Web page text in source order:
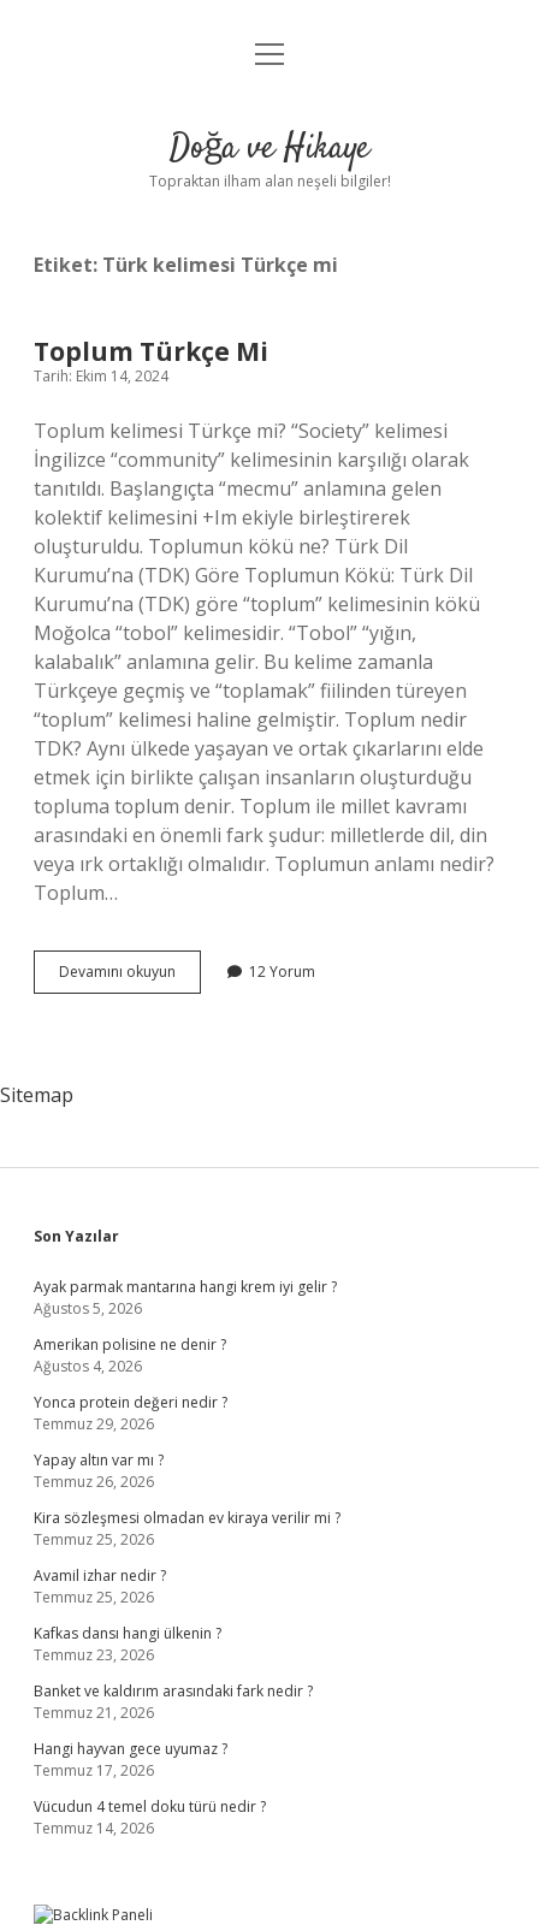
Anasayfa
Yasal Uyarı
menüyü
Doğa ve Hikaye
Topraktan ilham alan neşeli bilgiler!
Etiket: Türk kelimesi Türkçe mi
Toplum Türkçe Mi
Tarih: Ekim 14, 2024
Toplum kelimesi Türkçe mi? “Society” kelimesi
İngilizce “community” kelimesinin karşılığı olarak
tanıtıldı. Başlangıçta “mecmu” anlamına gelen
kolektif kelimesini +Im ekiyle birleştirerek
oluşturuldu. Toplumun kökü ne? Türk Dil
Kurumu’na (TDK) Göre Toplumun Kökü: Türk Dil
Kurumu’na (TDK) göre “toplum” kelimesinin kökü
Moğolca “tobol” kelimesidir. “Tobol” “yığın,
kalabalık” anlamına gelir. Bu kelime zamanla
Türkçeye geçmiş ve “toplamak” fiilinden türeyen
“toplum” kelimesi haline gelmiştir. Toplum nedir
TDK? Aynı ülkede yaşayan ve ortak çıkarlarını elde
etmek için birlikte çalışan insanların oluşturduğu
topluma toplum denir. Toplum ile millet kavramı
arasındaki en önemli fark şudur: milletlerde dil, din
veya ırk ortaklığı olmalıdır. Toplumun anlamı nedir?
Toplum…
Devamını okuyun
Türkçe
12 Yorum
Sitemap
Sidebar
Son Yazılar
Ayak parmak mantarına hangi krem iyi gelir ?
Ağustos 5, 2026
Amerikan polisine ne denir ?
Ağustos 4, 2026
Yonca protein değeri nedir ?
Temmuz 29, 2026
Yapay altın var mı ?
Temmuz 26, 2026
Kira sözleşmesi olmadan ev kiraya verilir mi ?
Temmuz 25, 2026
Avamil izhar nedir ?
Temmuz 25, 2026
Kafkas dansı hangi ülkenin ?
Temmuz 23, 2026
Banket ve kaldırım arasındaki fark nedir ?
Temmuz 21, 2026
Hangi hayvan gece uyumaz ?
Temmuz 17, 2026
Vücudun 4 temel doku türü nedir ?
Temmuz 14, 2026